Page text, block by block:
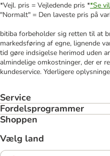
*Vejl. pris = Vejledende pris **Se
"Normalt" = Den laveste pris på
bitiba forbeholder sig retten til at
markedsføring af egne, lignende
tid gøre indsigelse herimod uden
almindelige omkostninger, der er
kundeservice. Yderligere
Service
Fordelsprogrammer
Shoppen
Vælg land